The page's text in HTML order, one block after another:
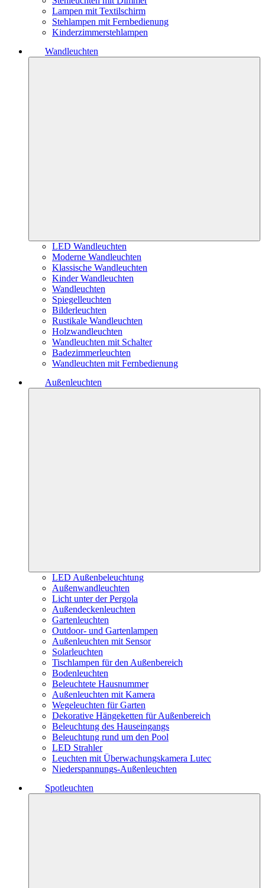
Lampen mit Textilschirm
Stehlampen mit Fernbedienung
Kinderzimmerstehlampen
Wandleuchten
LED Wandleuchten
Moderne Wandleuchten
Klassische Wandleuchten
Kinder Wandleuchten
Wandleuchten
Spiegelleuchten
Bilderleuchten
Rustikale Wandleuchten
Holzwandleuchten
Wandleuchten mit Schalter
Badezimmerleuchten
Wandleuchten mit Fernbedienung
Außenleuchten
LED Außenbeleuchtung
Außenwandleuchten
Licht unter der Pergola
Außendeckenleuchten
Gartenleuchten
Outdoor- und Gartenlampen
Außenleuchten mit Sensor
Solarleuchten
Tischlampen für den Außenbereich
Bodenleuchten
Beleuchtete Hausnummer
Außenleuchten mit Kamera
Wegeleuchten für Garten
Dekorative Hängeketten für Außenbereich
Beleuchtung des Hauseingangs
Beleuchtung rund um den Pool
LED Strahler
Leuchten mit Überwachungskamera Lutec
Niederspannungs-Außenleuchten
Spotleuchten